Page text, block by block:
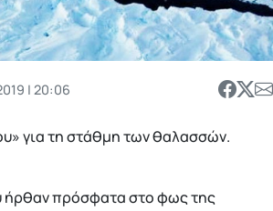
| 20:06
για τη στάθμη των θαλασσών.
ήρθαν πρόσφατα στο φως της